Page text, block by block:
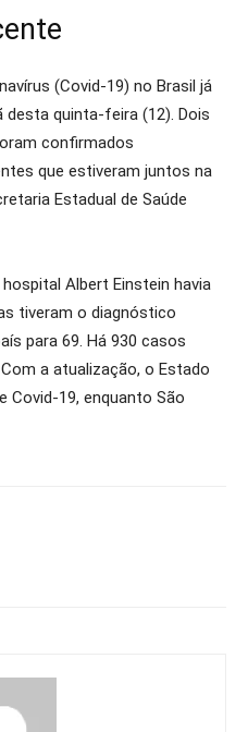
(Covid-19) no Brasil já
quinta-feira (12). Dois
confirmados
que estiveram juntos na
Estadual de Saúde
Albert Einstein havia
tiveram o diagnóstico
para 69. Há 930 casos
a atualização, o Estado
Covid-19, enquanto São